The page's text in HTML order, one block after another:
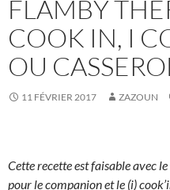
FLAMBY
COOK IN, I
OU
11 FÉVRIER 2017 ZAZOUN
Cette recette est faisable avec
pour le companion et le (i)